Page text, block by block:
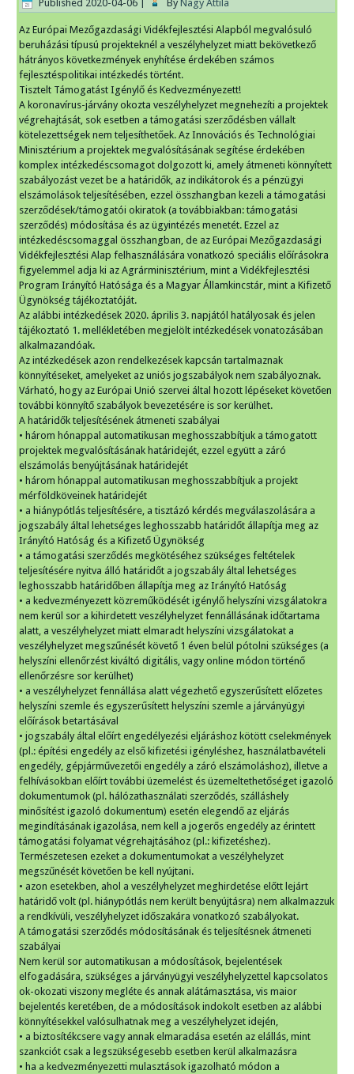
Published 2020-04-06 By Nagy Attila
Az Európai Mezőgazdasági Vidékfejlesztési Alapból megvalósuló
beruházási típusú projekteknél a veszélyhelyzet miatt bekövetkező
hátrányos következmények enyhítése érdekében számos
fejlesztéspolitikai intézkedés történt.
Tisztelt Támogatást Igénylő és Kedvezményezett!
A koronavírus-járvány okozta veszélyhelyzet megnehezíti a projektek
végrehajtását, sok esetben a támogatási szerződésben vállalt
kötelezettségek nem teljesíthetőek. Az Innovációs és Technológiai
Minisztérium a projektek megvalósításának segítése érdekében
komplex intézkedéscsomagot dolgozott ki, amely átmeneti könnyített
szabályozást vezet be a határidők, az indikátorok és a pénzügyi
elszámolások teljesítésében, ezzel összhangban kezeli a támogatási
szerződések/támogatói okiratok (a továbbiakban: támogatási
szerződés) módosítása és az ügyintézés menetét. Ezzel az
intézkedéscsomaggal összhangban, de az Európai Mezőgazdasági
Vidékfejlesztési Alap felhasználására vonatkozó speciális előírásokra
figyelemmel adja ki az Agrárminisztérium, mint a Vidékfejlesztési
Program Irányító Hatósága és a Magyar Államkincstár, mint a Kifizető
Ügynökség tájékoztatóját.
Az alábbi intézkedések 2020. április 3. napjától hatályosak és jelen
tájékoztató 1. mellékletében megjelölt intézkedések vonatozásában
alkalmazandóak.
Az intézkedések azon rendelkezések kapcsán tartalmaznak
könnyítéseket, amelyeket az uniós jogszabályok nem szabályoznak.
Várható, hogy az Európai Unió szervei által hozott lépéseket követően
további könnyítő szabályok bevezetésére is sor kerülhet.
A határidők teljesítésének átmeneti szabályai
• három hónappal automatikusan meghosszabbítjuk a támogatott
projektek megvalósításának határidejét, ezzel együtt a záró
elszámolás benyújtásának határidejét
• három hónappal automatikusan meghosszabbítjuk a projekt
mérföldköveinek határidejét
• a hiánypótlás teljesítésére, a tisztázó kérdés megválaszolására a
jogszabály által lehetséges leghosszabb határidőt állapítja meg az
Irányító Hatóság és a Kifizető Ügynökség
• a támogatási szerződés megkötéséhez szükséges feltételek
teljesítésére nyitva álló határidőt a jogszabály által lehetséges
leghosszabb határidőben állapítja meg az Irányító Hatóság
• a kedvezményezett közreműködését igénylő helyszíni vizsgálatokra
nem kerül sor a kihirdetett veszélyhelyzet fennállásának időtartama
alatt, a veszélyhelyzet miatt elmaradt helyszíni vizsgálatokat a
veszélyhelyzet megszűnését követő 1 éven belül pótolni szükséges (a
helyszíni ellenőrzést kiváltó digitális, vagy online módon történő
ellenőrzésre sor kerülhet)
• a veszélyhelyzet fennállása alatt végezhető egyszerűsített előzetes
helyszíni szemle és egyszerűsített helyszíni szemle a járványügyi
előírások betartásával
• jogszabály által előírt engedélyezési eljáráshoz kötött cselekmények
(pl.: építési engedély az első kifizetési igényléshez, használatbavételi
engedély, gépjárművezetői engedély a záró elszámoláshoz), illetve a
felhívásokban előírt további üzemelést és üzemeltethetőséget igazoló
dokumentumok (pl. hálózathasználati szerződés, szálláshely
minősítést igazoló dokumentum) esetén elegendő az eljárás
megindításának igazolása, nem kell a jogerős engedély az érintett
támogatási folyamat végrehajtásához (pl.: kifizetéshez).
Természetesen ezeket a dokumentumokat a veszélyhelyzet
megszűnését követően be kell nyújtani.
• azon esetekben, ahol a veszélyhelyzet meghirdetése előtt lejárt
határidő volt (pl. hiánypótlás nem került benyújtásra) nem alkalmazzuk
a rendkívüli, veszélyhelyzet időszakára vonatkozó szabályokat.
A támogatási szerződés módosításának és teljesítésnek átmeneti
szabályai
Nem kerül sor automatikusan a módosítások, bejelentések
elfogadására, szükséges a járványügyi veszélyhelyzettel kapcsolatos
ok-okozati viszony megléte és annak alátámasztása, vis maior
bejelentés keretében, de a módosítások indokolt esetben az alábbi
könnyítésekkel valósulhatnak meg a veszélyhelyzet idején,
• a biztosítékcsere vagy annak elmaradása esetén az elállás, mint
szankciót csak a legszükségesebb esetben kerül alkalmazásra
• ha a kedvezményezetti mulasztások igazolható módon a